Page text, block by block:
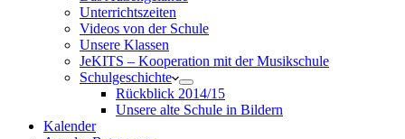
Unterrichtszeiten
Videos von der Schule
Unsere Klassen
JeKITS – Kooperation mit der Musikschule
Schulgeschichte
Rückblick 2014/15
Unsere alte Schule in Bildern
Kalender